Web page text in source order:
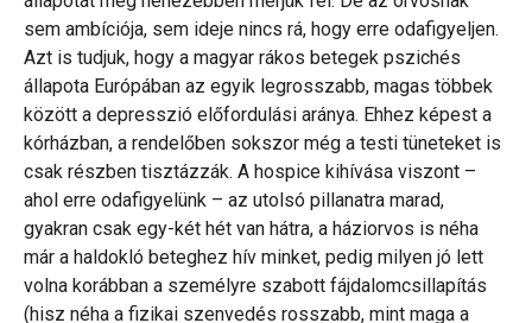
sem ambíciója, sem ideje nincs rá, hogy erre odafigyeljen.
Azt is tudjuk, hogy a magyar rákos betegek pszichés
állapota Európában az egyik legrosszabb, magas többek
között a depresszió előfordulási aránya. Ehhez képest a
kórházban, a rendelőben sokszor még a testi tüneteket is
csak részben tisztázzák. A hospice kihívása viszont –
ahol erre odafigyelünk – az utolsó pillanatra marad,
gyakran csak egy-két hét van hátra, a háziorvos is néha
már a haldokló beteghez hív minket, pedig milyen jó lett
volna korábban a személyre szabott fájdalomcsillapítás
(hisz néha a fizikai szenvedés rosszabb, mint maga a